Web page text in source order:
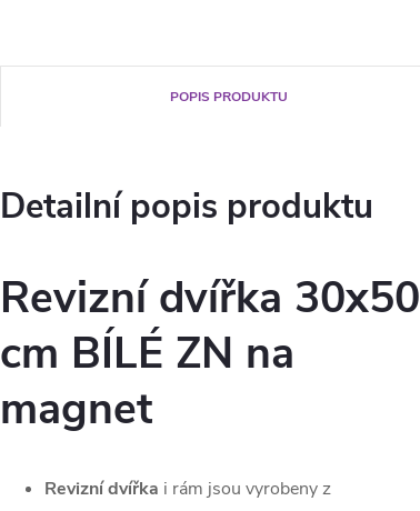
POPIS PRODUKTU
Detailní popis produktu
Revizní dvířka 30x50
cm BÍLÉ ZN na
magnet
Revizní dvířka i rám jsou vyrobeny z